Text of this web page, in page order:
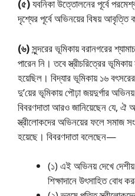
(৫)যবনিকা উত্তোলনের পূর্বে
দৃশ্যের পূর্বে অভিনয়ের বিষয় আবৃত্তি
(৬)সুন্দরের ভূমিকায় বরানগরের
পারেন নি। তবে স্ত্রীচরিত্রের
হয়েছিল। বিদ্যার ভূমিকায় ১৬
দু’য়ের ভূমিকায় পৌঢ়া জয়দুর্গার
বিবরণদাতা আরও জানিয়েছেন যে, ঐ
স্ত্রীলোকদের অভিনয়ের ফলে সমাজ
হয়েছে। বিবরণদাতা বলেছেন—
(১) এই অভিনয় দেখে দেশীয়
শিক্ষাদানে উৎসাহিত বোধ